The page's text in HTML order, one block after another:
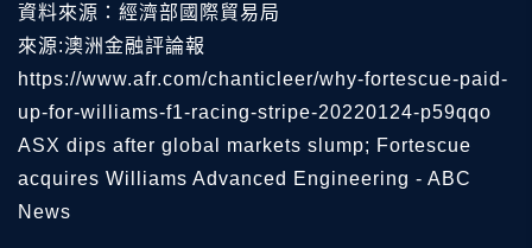
資料來源：經濟部國際貿易局
來源:澳洲金融評論報
https://www.afr.com/chanticleer/why-fortescue-paid-
up-for-williams-f1-racing-stripe-20220124-p59qqo
ASX dips after global markets slump; Fortescue
acquires Williams Advanced Engineering - ABC
News